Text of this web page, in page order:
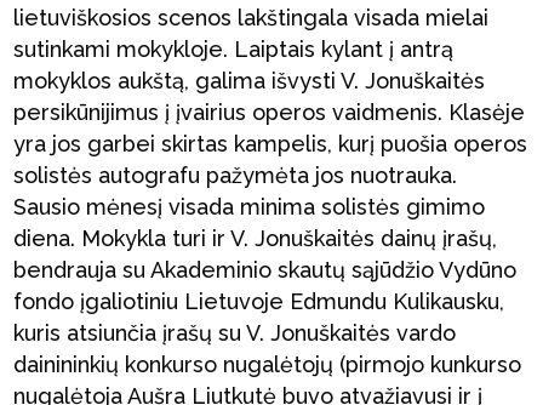
lietuviškosios scenos lakštingala visada mielai
sutinkami mokykloje. Laiptais kylant į antrą
mokyklos aukštą, galima išvysti V. Jonuškaitės
persikūnijimus į įvairius operos vaidmenis. Klasėje
yra jos garbei skirtas kampelis, kurį puošia operos
solistės autografu pažymėta jos nuotrauka.
Sausio mėnesį visada minima solistės gimimo
diena. Mokykla turi ir V. Jonuškaitės dainų įrašų,
bendrauja su Akademinio skautų sąjūdžio Vydūno
fondo įgaliotiniu Lietuvoje Edmundu Kulikausku,
kuris atsiunčia įrašų su V. Jonuškaitės vardo
dainininkių konkurso nugalėtojų (pirmojo kunkurso
nugalėtoja Aušra Liutkutė buvo atvažiavusi ir į